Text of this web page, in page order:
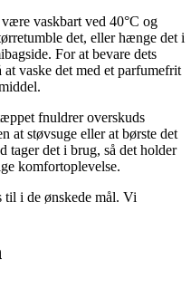
vaskbart ved 40°C og
det, eller hænge det i
For at bevare dets
vaske det med et parfumefrit
fnuldrer overskuds
at støvsuge eller at børste det
tager det i brug, så det holder
komfortoplevelse.
til i de ønskede mål. Vi